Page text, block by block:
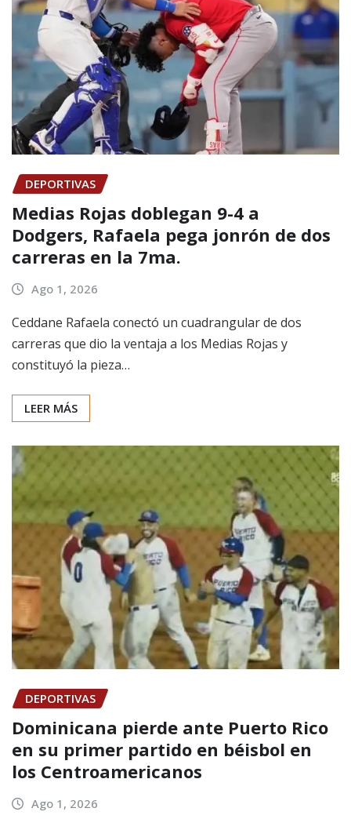
DEPORTIVAS
Medias Rojas doblegan 9-4 a
Dodgers, Rafaela pega jonrón de dos
carreras en la 7ma.
Ago 1, 2026
Ceddane Rafaela conectó un cuadrangular de dos
carreras que dio la ventaja a los Medias Rojas y
constituyó la pieza…
LEER MÁS
DEPORTIVAS
Dominicana pierde ante Puerto Rico
en su primer partido en béisbol en
los Centroamericanos
Ago 1, 2026